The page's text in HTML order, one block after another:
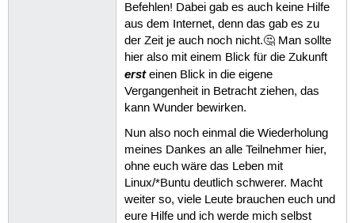
Befehlen! Dabei gab es auch keine Hilfe
aus dem Internet, denn das gab es zu
der Zeit je auch noch nicht.🤔 Man sollte
hier also mit einem Blick für die Zukunft
ersteinen Blick in die eigene
Vergangenheit in Betracht ziehen, das
kann Wunder bewirken.
Nun also noch einmal die Wiederholung
meines Dankes an alle Teilnehmer hier,
ohne euch wäre das Leben mit
Linux/*Buntu deutlich schwerer. Macht
weiter so, viele Leute brauchen euch und
eure Hilfe und ich werde mich selbst